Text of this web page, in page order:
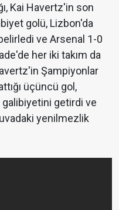
Kai Havertz'in son
golü, Lizbon'da
ve Arsenal 1-0
her iki takım da
Şampiyonlar
üçüncü gol,
getirdi ve
yenilmezlik